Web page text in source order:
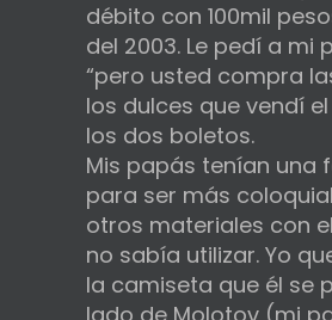
débito con 100mil
del 2003. Le pedí a
“pero usted compra
los dulces que vendí
los dos boletos.
Mis papás tenían
para ser más
otros materiales con
no sabía utilizar. Yo
la camiseta que él se